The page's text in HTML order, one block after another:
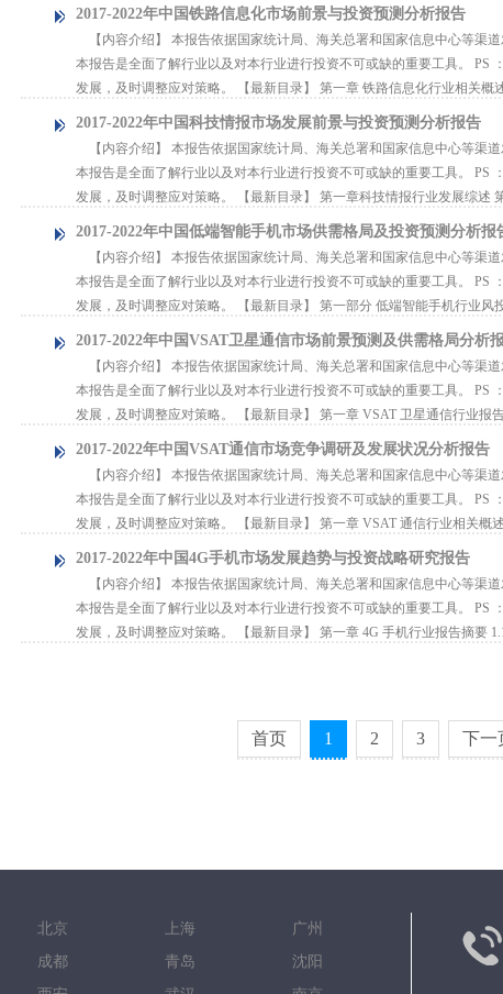
2017-2022年中国铁路信息化市场前景与投资预测分析报告
【内容介绍】 本报告依据国家统计局、海关总署和国家信息中心等渠
本报告是全面了解行业以及对本行业进行投资不可或缺的重要工具。 PS
发展，及时调整应对策略。 【最新目录】 第一章 铁路信息化行业相关概
2017-2022年中国科技情报市场发展前景与投资预测分析报告
【内容介绍】 本报告依据国家统计局、海关总署和国家信息中心等渠
本报告是全面了解行业以及对本行业进行投资不可或缺的重要工具。 PS
发展，及时调整应对策略。 【最新目录】 第一章科技情报行业发展综述
2017-2022年中国低端智能手机市场供需格局及投资预测分析报
【内容介绍】 本报告依据国家统计局、海关总署和国家信息中心等渠
本报告是全面了解行业以及对本行业进行投资不可或缺的重要工具。 PS
发展，及时调整应对策略。 【最新目录】 第一部分 低端智能手机行业风
2017-2022年中国VSAT卫星通信市场前景预测及供需格局分析
【内容介绍】 本报告依据国家统计局、海关总署和国家信息中心等渠
本报告是全面了解行业以及对本行业进行投资不可或缺的重要工具。 PS
发展，及时调整应对策略。 【最新目录】 第一章 VSAT 卫星通信行业报
2017-2022年中国VSAT通信市场竞争调研及发展状况分析报告
【内容介绍】 本报告依据国家统计局、海关总署和国家信息中心等渠
本报告是全面了解行业以及对本行业进行投资不可或缺的重要工具。 PS
发展，及时调整应对策略。 【最新目录】 第一章 VSAT 通信行业相关概
2017-2022年中国4G手机市场发展趋势与投资战略研究报告
【内容介绍】 本报告依据国家统计局、海关总署和国家信息中心等渠
本报告是全面了解行业以及对本行业进行投资不可或缺的重要工具。 PS
发展，及时调整应对策略。 【最新目录】 第一章 4G 手机行业报告摘要
首页 1 2 3 下一
北京 上海 广州
成都 青岛 沈阳